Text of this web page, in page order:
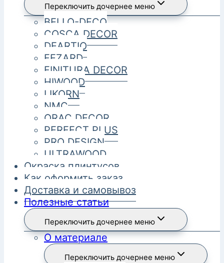
Переключить дочернее меню
BELLO-DECO
COSCA DECOR
DEARTIO
FEZARD
FINITURA DECOR
HIWOOD
LIKORN
NMC
ORAC DECOR
PERFECT PLUS
PRO DESIGN
ULTRAWOOD
Окраска плинтусов
Как оформить заказ
Доставка и самовывоз
Полезные статьи
Переключить дочернее меню
О материале
Переключить дочернее меню